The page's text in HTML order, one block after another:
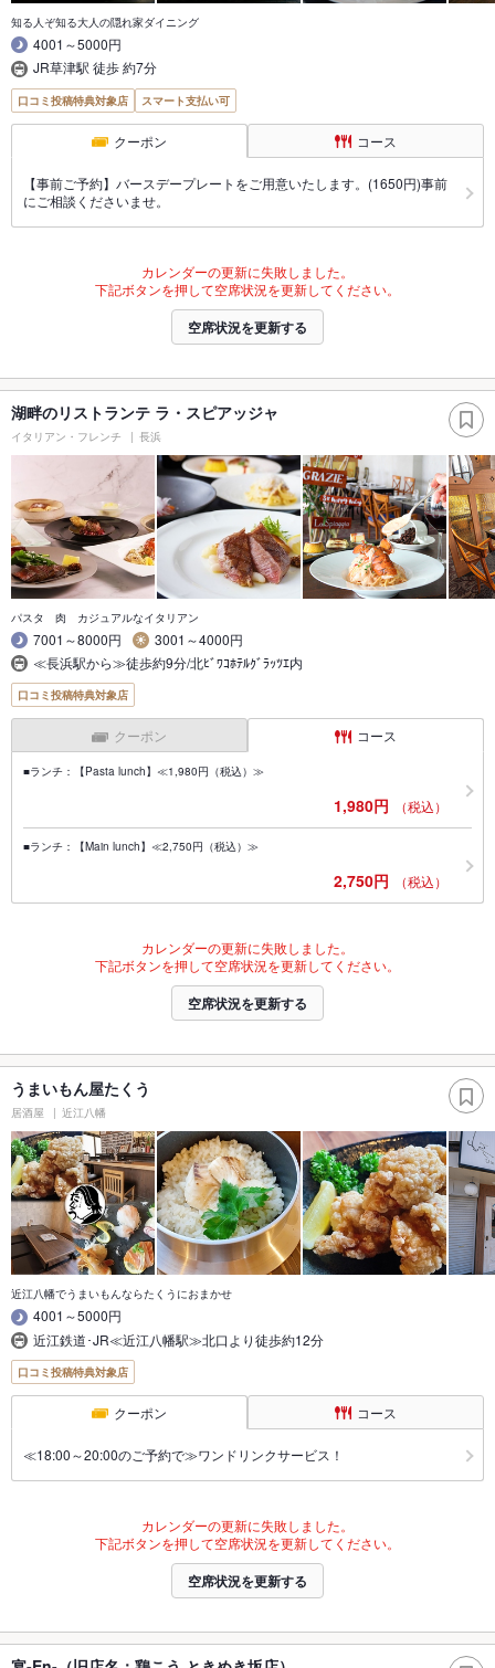
知る人ぞ知る大人の隠れ家ダイニング
4001～5000円
JR草津駅 徒歩 約7分
口コミ投稿特典対象店 スマート支払い可
クーポン コース
【事前ご予約】バースデープレートをご用意いたします。(1650円)事前
にご相談くださいませ。
カレンダーの更新に失敗しました。
下記ボタンを押して空席状況を更新してください。
空席状況を更新する
湖畔のリストランテ ラ・スピアッジャ
イタリアン・フレンチ 長浜
パスタ 肉 カジュアルなイタリアン
7001～8000円
3001～4000円
≪長浜駅から≫徒歩約9分/北ﾋﾞﾜｺﾎﾃﾙｸﾞﾗｯﾂｴ内
口コミ投稿特典対象店
クーポン コース
■ランチ：【Pasta lunch】≪1,980円（税込）≫
1,980円 （税込）
■ランチ：【Main lunch】≪2,750円（税込）≫
2,750円 （税込）
カレンダーの更新に失敗しました。
下記ボタンを押して空席状況を更新してください。
空席状況を更新する
うまいもん屋たくう
居酒屋 近江八幡
近江八幡でうまいもんならたくうにおまかせ
4001～5000円
近江鉄道･JR≪近江八幡駅≫北口より徒歩約12分
口コミ投稿特典対象店
クーポン コース
≪18:00～20:00のご予約で≫ワンドリンクサービス！
カレンダーの更新に失敗しました。
下記ボタンを押して空席状況を更新してください。
空席状況を更新する